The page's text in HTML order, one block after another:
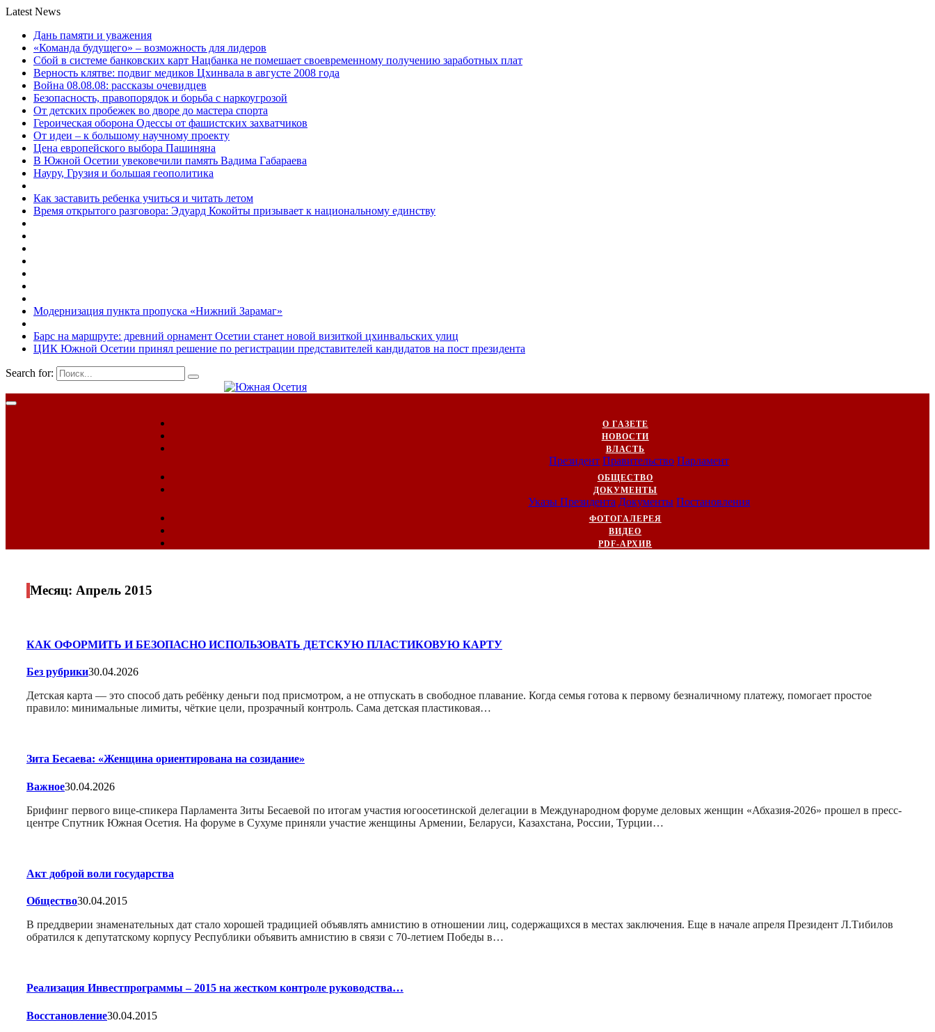
Latest News
Дань памяти и уважения
«Команда будущего» – возможность для лидеров
Сбой в системе банковских карт Нацбанка не помешает своевременному получению заработных плат
Верность клятве: подвиг медиков Цхинвала в августе 2008 года
Война 08.08.08: рассказы очевидцев
Безопасность, правопорядок и борьба с наркоугрозой
От детских пробежек во дворе до мастера спорта
Героическая оборона Одессы от фашистских захватчиков
От идеи – к большому научному проекту
Цена европейского выбора Пашиняна
В Южной Осетии увековечили память Вадима Габараева
Науру, Грузия и большая геополитика
Как заставить ребенка учиться и читать летом
Время открытого разговора: Эдуард Кокойты призывает к национальному единству
Модернизация пункта пропуска «Нижний Зарамаг»
Барс на маршруте: древний орнамент Осетии станет новой визиткой цхинвальских улиц
ЦИК Южной Осетии принял решение по регистрации представителей кандидатов на пост президента
Search for:
О ГАЗЕТЕ
НОВОСТИ
ВЛАСТЬ
Президент Правительство Парламент
ОБЩЕСТВО
ДОКУМЕНТЫ
Указы Президента Документы Постановления
ФОТОГАЛЕРЕЯ
ВИДЕО
PDF-АРХИВ
Месяц: Апрель 2015
КАК ОФОРМИТЬ И БЕЗОПАСНО ИСПОЛЬЗОВАТЬ ДЕТСКУЮ ПЛАСТИКОВУЮ КАРТУ
Без рубрики30.04.2026
Детская карта — это способ дать ребёнку деньги под присмотром, а не отпускать в свободное плавание. Когда семья готова к первому безналичному платежу, помогает простое
правило: минимальные лимиты, чёткие цели, прозрачный контроль. Сама детская пластиковая…
Зита Бесаева: «Женщина ориентирована на созидание»
Важное30.04.2026
Брифинг первого вице-спикера Парламента Зиты Бесаевой по итогам участия югоосетинской делегации в Международном форуме деловых женщин «Абхазия-2026» прошел в пресс-
центре Спутник Южная Осетия. На форуме в Сухуме приняли участие женщины Армении, Беларуси, Казахстана, России, Турции…
Акт доброй воли государства
Общество30.04.2015
В преддверии знаменательных дат стало хорошей традицией объявлять амнистию в отношении лиц, содержащихся в местах заключения. Еще в начале апреля Президент Л.Тибилов
обратился к депутатскому корпусу Республики объявить амнистию в связи с 70-летием Победы в…
Реализация Инвестпрограммы – 2015 на жестком контроле руководства…
Восстановление30.04.2015